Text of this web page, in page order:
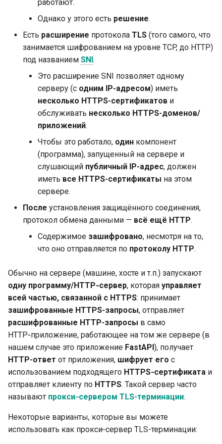
Тело запроса - Обновления
Зависимости
Безопасность
Middleware
(Промежуточный слой)
SQL (реляционные) базы
Большие приложения —
несколько файлов
Стриминг JSON Lines
События, отправляемые
сервером (SSE)
Фоновые задачи
URL-адреса метаданных и
документации
Фронтенд
Статические Файлы
Тестирование
окружения
Обратные вызовы в
OpenAPI
Вебхуки OpenAPI
Подключение WSGI — Flask,
Генерация SDK
Продвинутые типы Python
JSON с байтами в Base64
Строгая проверка HTTP-
работают.
Однако у этого есть решение.
Есть расширение протокола TLS (того самого, что
занимается шифрованием на уровне TCP, до HTTP)
под названием SNI.
Это расширение SNI позволяет одному
серверу (с одним IP-адресом) иметь
несколько HTTPS-сертификатов и
обслуживать несколько HTTPS-доменов/
приложений.
Чтобы это работало, один компонент
(программа), запущенный на сервере и
слушающий публичный IP-адрес, должен
иметь все HTTPS-сертификаты на этом
сервере.
После установления защищённого соединения,
протокол обмена данными — всё ещё HTTP.
Содержимое зашифровано, несмотря на то,
что оно отправляется по протоколу HTTP.
Обычно на сервере (машине, хосте и т.п.) запускают
одну программу/HTTP‑сервер, которая управляет
всей частью, связанной с HTTPS: принимает
зашифрованные HTTPS-запросы, отправляет
расшифрованные HTTP-запросы в само
HTTP‑приложение, работающее на том же сервере (в
нашем случае это приложение FastAPI), получает
HTTP-ответ от приложения, шифрует его с
использованием подходящего HTTPS‑сертификата и
отправляет клиенту по HTTPS. Такой сервер часто
называют прокси‑сервером TLS-терминации.
Некоторые варианты, которые вы можете
использовать как прокси‑сервер TLS-терминации: